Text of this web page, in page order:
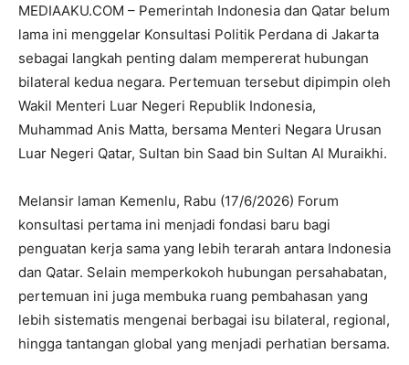
MEDIAAKU.COM – Pemerintah Indonesia dan Qatar belum
lama ini menggelar Konsultasi Politik Perdana di Jakarta
sebagai langkah penting dalam mempererat hubungan
bilateral kedua negara. Pertemuan tersebut dipimpin oleh
Wakil Menteri Luar Negeri Republik Indonesia,
Muhammad Anis Matta, bersama Menteri Negara Urusan
Luar Negeri Qatar, Sultan bin Saad bin Sultan Al Muraikhi.
Melansir laman Kemenlu, Rabu (17/6/2026) Forum
konsultasi pertama ini menjadi fondasi baru bagi
penguatan kerja sama yang lebih terarah antara Indonesia
dan Qatar. Selain memperkokoh hubungan persahabatan,
pertemuan ini juga membuka ruang pembahasan yang
lebih sistematis mengenai berbagai isu bilateral, regional,
hingga tantangan global yang menjadi perhatian bersama.